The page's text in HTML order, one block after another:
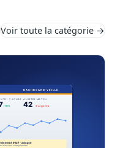
Voir toute la catégorie →